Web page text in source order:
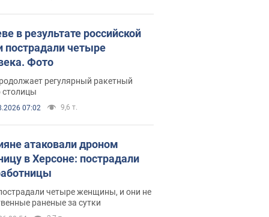
в результате российской
пострадали четыре
Фото
регулярный ракетный
столицы
07:02 9,6 т.
атаковали дроном
в Херсоне: пострадали
четыре женщины, и они не
раненые за сутки